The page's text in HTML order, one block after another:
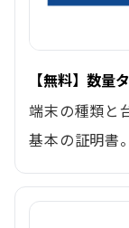
【無料】数量
端末の種類と
基本の証明書。